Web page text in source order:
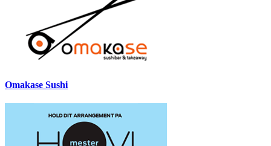
Omakase Sushi